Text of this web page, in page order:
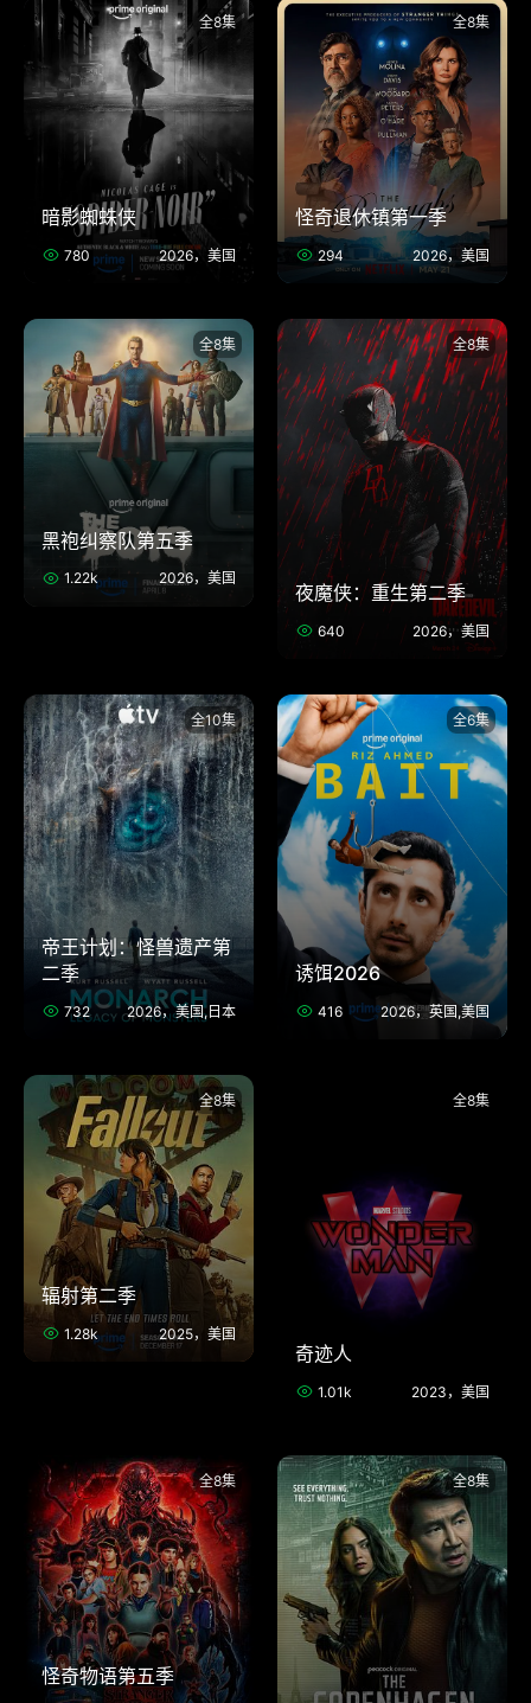
全8集
暗影蜘蛛侠
780 2026，美国
全8集
怪奇退休镇第一季
294 2026，美国
全8集
黑袍纠察队第五季
1.22k 2026，美国
全8集
夜魔侠：重生第二季
640 2026，美国
全10集
帝王计划：怪兽遗产第
二季
732 2026，美国,日本
全6集
诱饵2026
416 2026，英国,美国
全8集
辐射第二季
1.28k 2025，美国
全8集
奇迹人
1.01k 2023，美国
全8集
怪奇物语第五季
全8集